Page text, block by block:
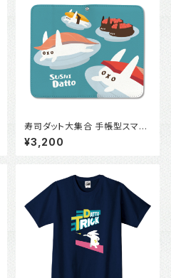
寿司ダット大集合 手帳型スマホ
ケース
¥3,200